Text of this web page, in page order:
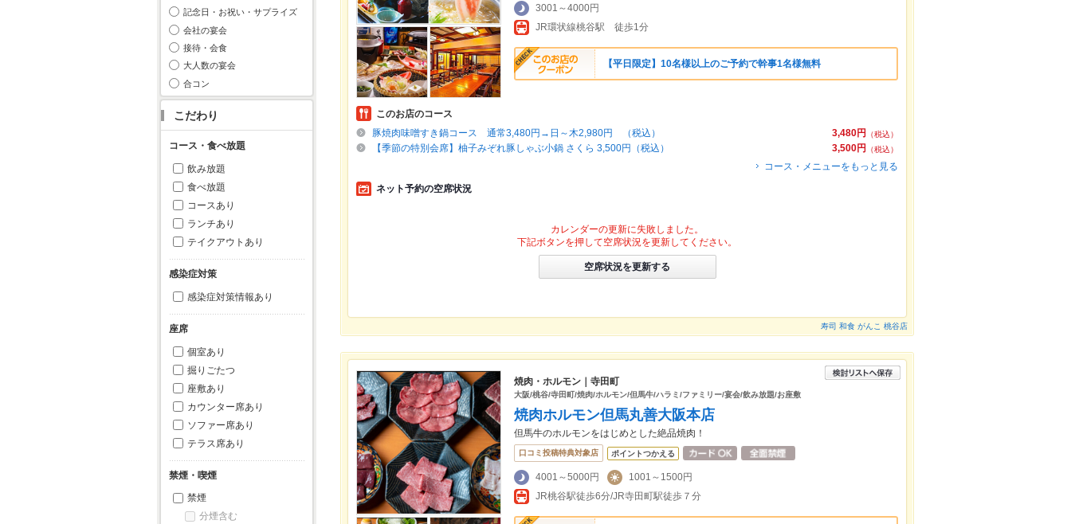
記念日・お祝い・サプライズ
会社の宴会
接待・会食
大人数の宴会
合コン
こだわり
コース・食べ放題
飲み放題
食べ放題
コースあり
ランチあり
テイクアウトあり
感染症対策
感染症対策情報あり
座席
個室あり
掘りごたつ
座敷あり
カウンター席あり
ソファー席あり
テラス席あり
禁煙・喫煙
禁煙
分煙含む
3001～4000円
JR環状線桃谷駅 徒歩1分
【平日限定】10名様以上のご予約で幹事1名様無料
このお店のコース
3,480円
（税込）
豚焼肉味噌すき鍋コース 通常3,480円→日～木2,980円 （税込）
3,500円
（税込）
【季節の特別会席】柚子みぞれ豚しゃぶ小鍋 さくら 3,500円（税込）
コース・メニューをもっと見る
ネット予約の空席状況
カレンダーの更新に失敗しました。
下記ボタンを押して空席状況を更新してください。
空席状況を更新する
寿司 和食 がんこ 桃谷店
焼肉・ホルモン｜寺田町
大阪/桃谷/寺田町/焼肉/ホルモン/但馬牛/ハラミ/ファミリー/宴会/飲み放題/お座敷
焼肉ホルモン但馬丸善大阪本店
但馬牛のホルモンをはじめとした絶品焼肉！
口コミ投稿特典対象店 ポイントつかえる
4001～5000円
1001～1500円
JR桃谷駅徒歩6分/JR寺田町駅徒歩７分